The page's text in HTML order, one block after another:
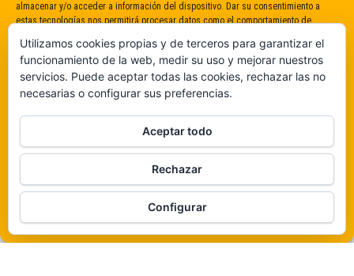
almacenar y/o acceder a información del dispositivo. Dar su consentimiento a
estas tecnologías nos permitirá procesar datos como el comportamiento de
consentimiento puede afectar negativamente a determinadas características y
funciones.
De ninguna manera
Veámos que hay aquí
Política de cookies
WordPress |Tema:
Utilizamos cookies propias y de terceros para garantizar el
funcionamiento de la web, medir su uso y mejorar nuestros
servicios. Puede aceptar todas las cookies, rechazar las no
necesarias o configurar sus preferencias.
Aceptar todo
Rechazar
Configurar